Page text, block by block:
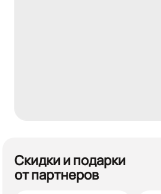
Скидки и подарки
от партнеров